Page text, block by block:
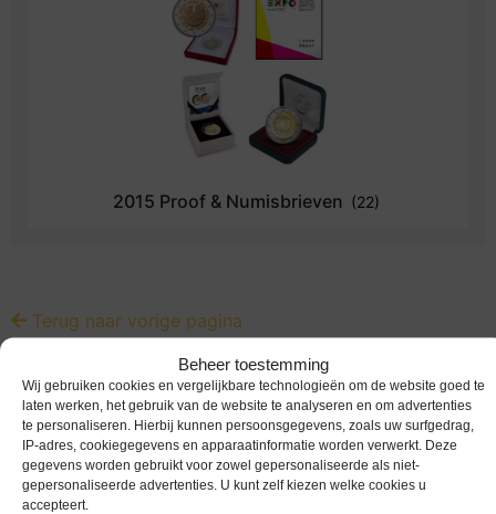
Beheer toestemming
Wij gebruiken cookies en vergelijkbare technologieën om de website goed te
laten werken, het gebruik van de website te analyseren en om advertenties
te personaliseren. Hierbij kunnen persoonsgegevens, zoals uw surfgedrag,
IP-adres, cookiegegevens en apparaatinformatie worden verwerkt. Deze
gegevens worden gebruikt voor zowel gepersonaliseerde als niet-
gepersonaliseerde advertenties. U kunt zelf kiezen welke cookies u
accepteert.
2015 Proof & Numisbrieven (22)
Terug naar vorige pagina
Productcategorieën